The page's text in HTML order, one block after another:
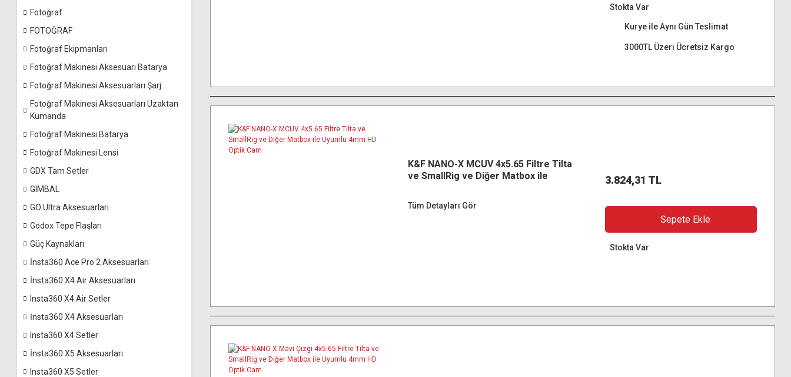
Fotoğraf
FOTOĞRAF
Fotoğraf Ekipmanları
Fotoğraf Makinesi Aksesuarı Batarya
Fotoğraf Makinesi Aksesuarları Şarj
Fotoğraf Makinesi Aksesuarları Uzaktan
Kumanda
Fotoğraf Makinesi Batarya
Fotoğraf Makinesi Lensi
GDX Tam Setler
GIMBAL
GO Ultra Aksesuarları
Godox Tepe Flaşları
Güç Kaynakları
İnsta360 Ace Pro 2 Aksesuarları
İnsta360 X4 Air Aksesuarları
Insta360 X4 Air Setler
İnsta360 X4 Aksesuarları
Insta360 X4 Setler
İnsta360 X5 Aksesuarları
Insta360 X5 Setler
Stokta Var
Kurye ile Aynı Gün Teslimat
3000TL Üzeri Ücretsiz Kargo
K&F NANO-X MCUV 4x5.65 Filtre Tilta
ve SmallRig ve Diğer Matbox ile
Tüm Detayları Gör
3.824,31 TL
Sepete Ekle
Stokta Var